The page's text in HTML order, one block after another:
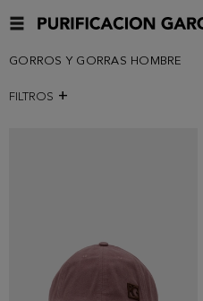
GORROS Y GORRAS HOMBRE
FILTROS